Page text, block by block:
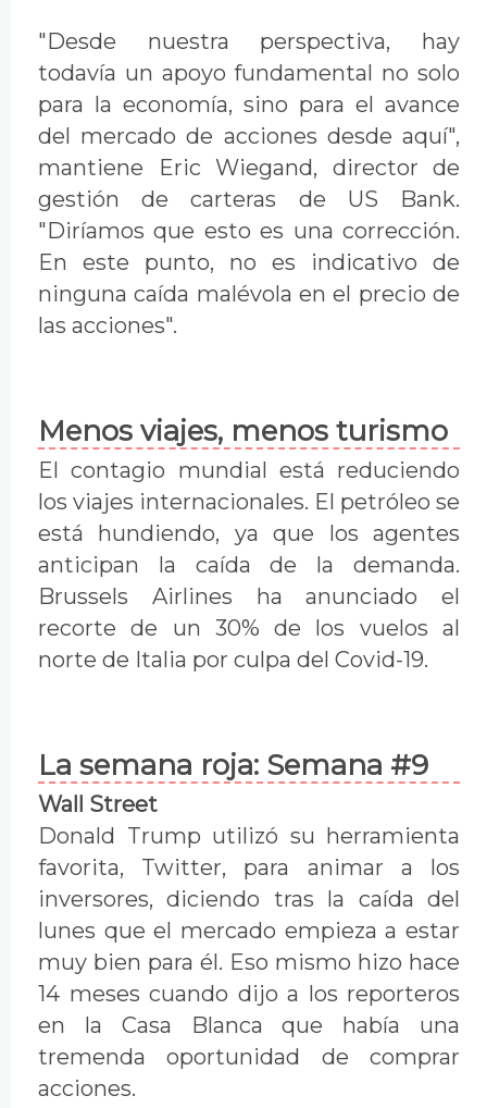
"Desde nuestra perspectiva, hay
todavía un apoyo fundamental no solo
para la economía, sino para el avance
del mercado de acciones desde aquí",
mantiene Eric Wiegand, director de
gestión de carteras de US Bank.
"Diríamos que esto es una corrección.
En este punto, no es indicativo de
ninguna caída malévola en el precio de
las acciones".
Menos viajes, menos turismo
El contagio mundial está reduciendo
los viajes internacionales. El petróleo se
está hundiendo, ya que los agentes
anticipan la caída de la demanda.
Brussels Airlines ha anunciado el
recorte de un 30% de los vuelos al
norte de Italia por culpa del Covid-19.
La semana roja: Semana #9
Wall Street
Donald Trump utilizó su herramienta
favorita, Twitter, para animar a los
inversores, diciendo tras la caída del
lunes que el mercado empieza a estar
muy bien para él. Eso mismo hizo hace
14 meses cuando dijo a los reporteros
en la Casa Blanca que había una
tremenda oportunidad de comprar
acciones.